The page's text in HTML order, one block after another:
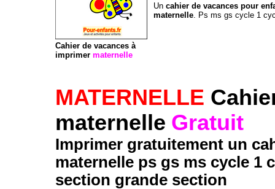
Cahier de vacances à
imprimer maternelle
Un cahier de vacances pour
maternelle . Ps ms gs cycle 1
MATERNELLE
maternelle Gratuit
Imprimer gratuitement un
maternelle ps gs ms cycle 1
section grande section